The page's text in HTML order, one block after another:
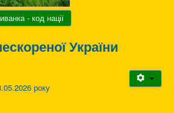
- код нації
України
року